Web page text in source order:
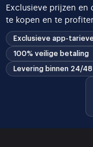
Exclusieve prijzen
te kopen en te
Exclusieve app-
100% veilige betaling
Levering binnen 24/48